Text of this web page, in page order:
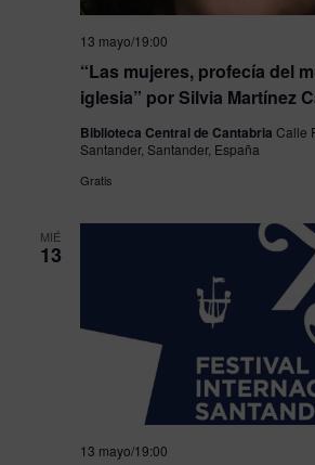
“Las mujeres, profecía del
iglesia” por Silvia Martínez
13 mayo/19:00
Biblioteca Central de Cantabria Calle
Santander, Santander, España
Gratis
MIÉ
13
13 mayo/19:00